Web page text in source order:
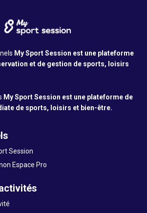
My Sport Session est une plateforme
et de gestion de sports, loisirs
My Sport Session est une plateforme de
de sports, loisirs et bien-être.
Session
Espace Pro